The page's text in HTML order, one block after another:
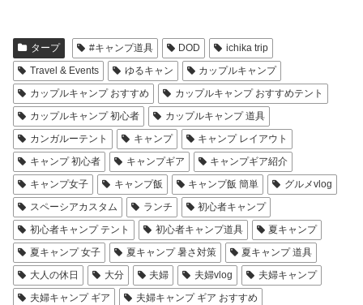
タープ #キャンプ道具 DOD
ichika trip
Travel & Events
ゆるキャン
カップルキャンプ
カップルキャンプ おすすめ
カップルキャンプ おすすめテント
カップルキャンプ 初心者
カップルキャンプ 道具
カンガルーテント
キャンプ
キャンプ レイアウト
キャンプ 初心者
キャンプギア
キャンプギア紹介
キャンプ女子
キャンプ飯 キャンプ飯 簡単
グルメvlog
スペーシアカスタム
ランチ
初心者キャンプ
初心者キャンプ テント
初心者キャンプ道具
夏キャンプ
夏キャンプ 女子
夏キャンプ 暑さ対策
夏キャンプ 道具
大人の休日
大分 夫婦 夫婦vlog
夫婦キャンプ
夫婦キャンプ ギア
夫婦キャンプ ギア おすすめ